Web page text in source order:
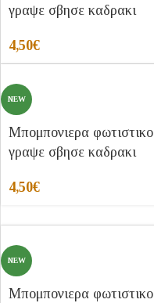
γραψε σβησε καδρακι
4,50€
NEW
Μπομπονιερα φωτιστικο
γραψε σβησε καδρακι
4,50€
NEW
Μπομπονιερα φωτιστικο